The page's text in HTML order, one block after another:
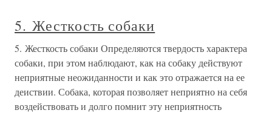
5. Жесткость собаки
5. Жесткость собаки Определяются твердость характера
собаки, при этом наблюдают, как на собаку действуют
неприятные неожиданности и как это отражается на ее
деиствии. Собака, которая позволяет неприятно на себя
воздействовать и долго помнит эту неприятность